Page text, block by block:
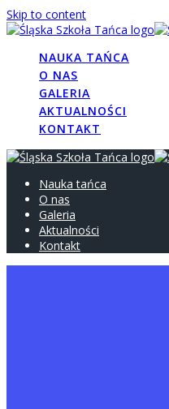
Skip to content
NAUKA TAŃCA
O NAS
GALERIA
AKTUALNOŚCI
KONTAKT
Nauka tańca
O nas
Galeria
Aktualności
Kontakt